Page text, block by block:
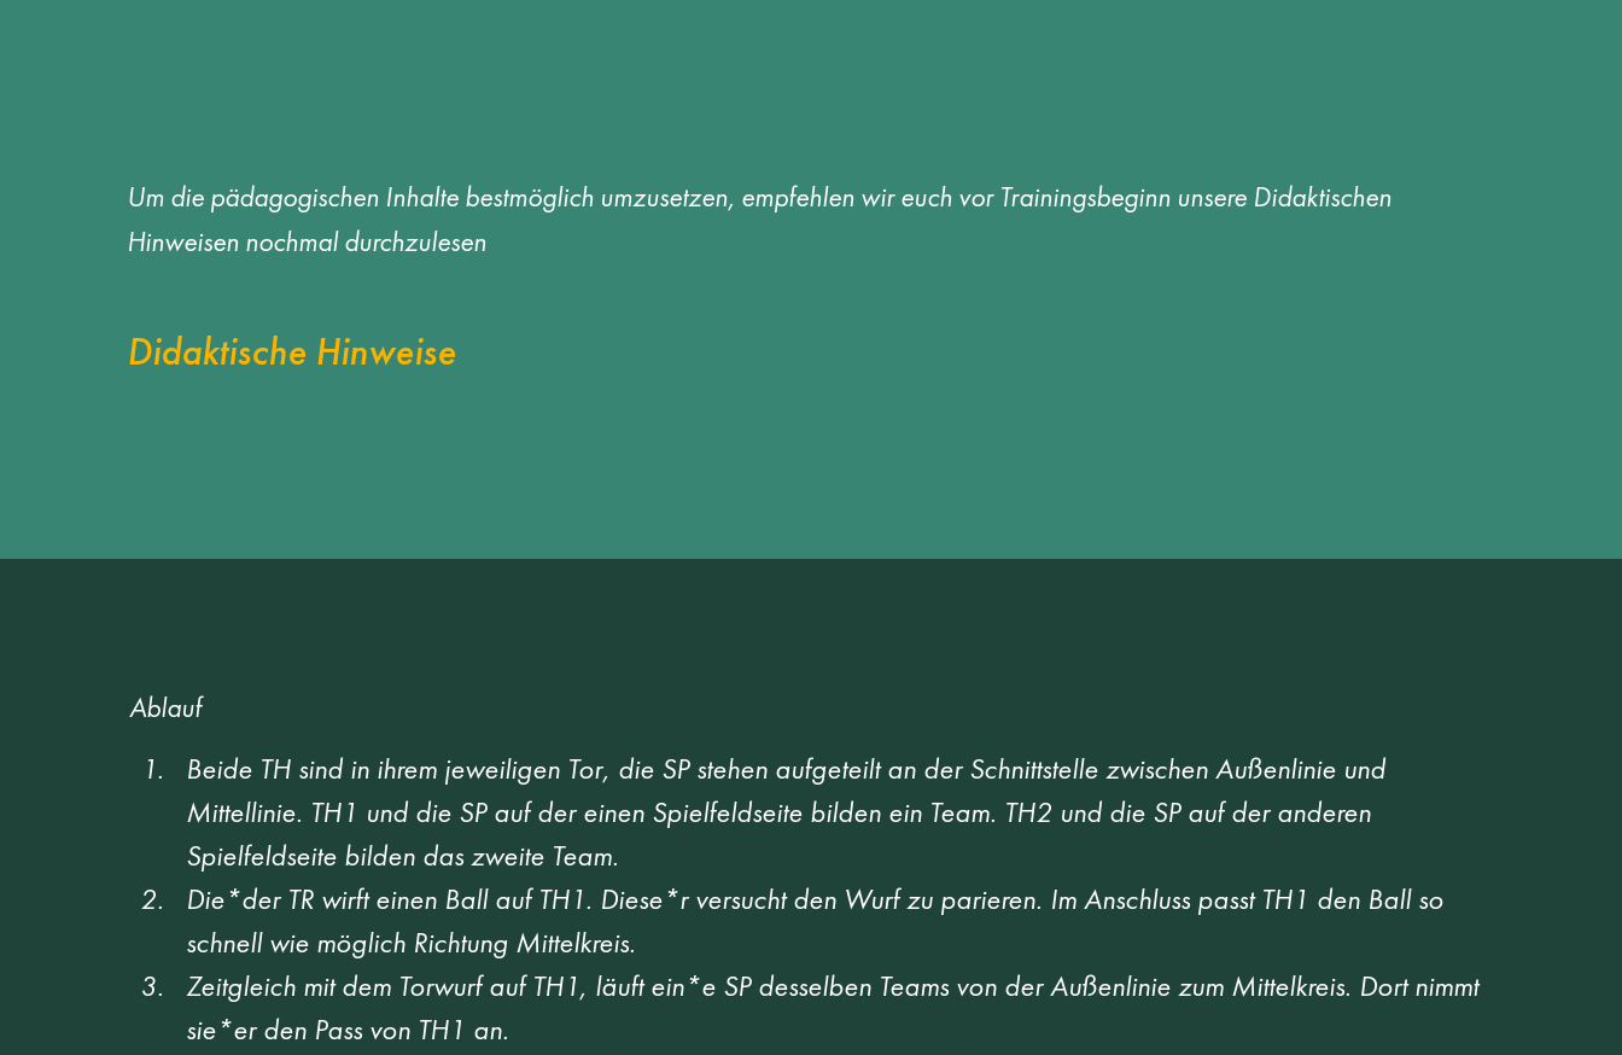
Um die pädagogischen Inhalte bestmöglich umzusetzen, empfehlen wir euch vor Trainingsbeginn unsere Didaktischen
Hinweisen nochmal durchzulesen
Didaktische Hinweise
Ablauf
Beide TH sind in ihrem jeweiligen Tor, die SP stehen aufgeteilt an der Schnittstelle zwischen Außenlinie und
Mittellinie. TH1 und die SP auf der einen Spielfeldseite bilden ein Team. TH2 und die SP auf der anderen
Spielfeldseite bilden das zweite Team.
Die*der TR wirft einen Ball auf TH1. Diese*r versucht den Wurf zu parieren. Im Anschluss passt TH1 den Ball so
schnell wie möglich Richtung Mittelkreis.
Zeitgleich mit dem Torwurf auf TH1, läuft ein*e SP desselben Teams von der Außenlinie zum Mittelkreis. Dort nimmt
sie*er den Pass von TH1 an.